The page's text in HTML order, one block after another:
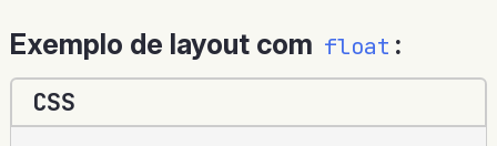
Exemplo de layout com float :
CSS